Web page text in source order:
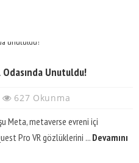
Odasında Unutuldu!
627 Okunma
Meta, metaverse evreni içi
Pro VR gözlüklerini ... Devamını